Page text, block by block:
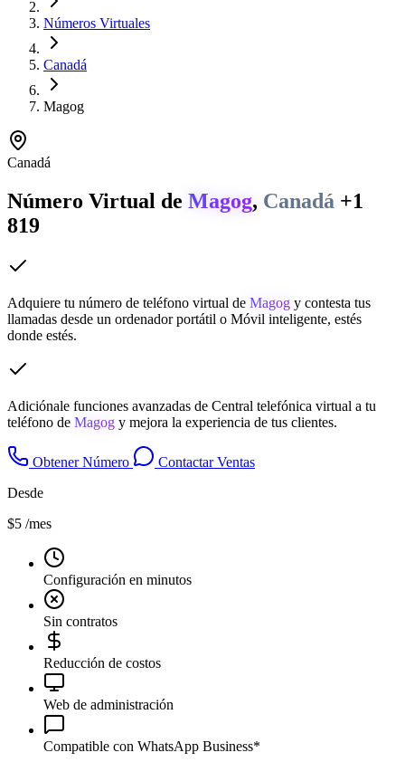
Números Virtuales
Canadá
Magog
Canadá
Número Virtual de Magog, Canadá +1
819
Adquiere tu número de teléfono virtual de Magog y contesta tus
llamadas desde un ordenador portátil o Móvil inteligente, estés
donde estés.
Adiciónale funciones avanzadas de Central telefónica virtual a tu
teléfono de Magog y mejora la experiencia de tus clientes.
Obtener Número
Contactar Ventas
Desde
$5 /mes
Configuración en minutos
Sin contratos
Reducción de costos
Web de administración
Compatible con WhatsApp Business*